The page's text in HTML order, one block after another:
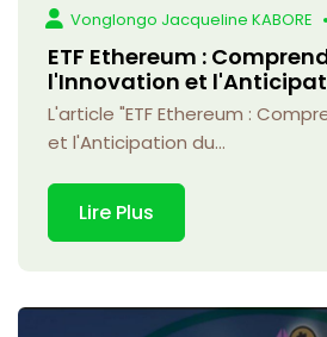
Vonglongo Jacqueline KABORE
ETF Ethereum :
l'Innovation et
L'article "ETF Ethereum :
et l'Anticipation du...
Lire Plus